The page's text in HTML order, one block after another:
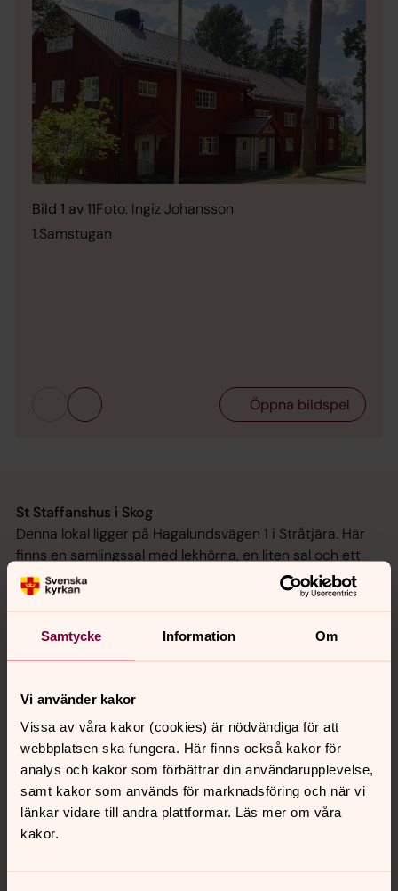
Samtycke Information Om
Vi använder kakor
Vissa av våra kakor (cookies) är nödvändiga för att
webbplatsen ska fungera. Här finns också kakor för
analys och kakor som förbättrar din användarupplevelse,
samt kakor som används för marknadsföring och när vi
länkar vidare till andra plattformar. Läs mer om våra
kakor.
Bild 1 av 11Foto: Ingiz Johansson
1.Samstugan
Öppna bildspel
St Staffanshus i Skog
Denna lokal ligger på Hagalundsvägen 1 i Stråtjära. Här
finns en samlingssal med lekhörna, en liten sal och ett
kök med kyl och frys. I huset ligger även ett
sammanträdesrum.